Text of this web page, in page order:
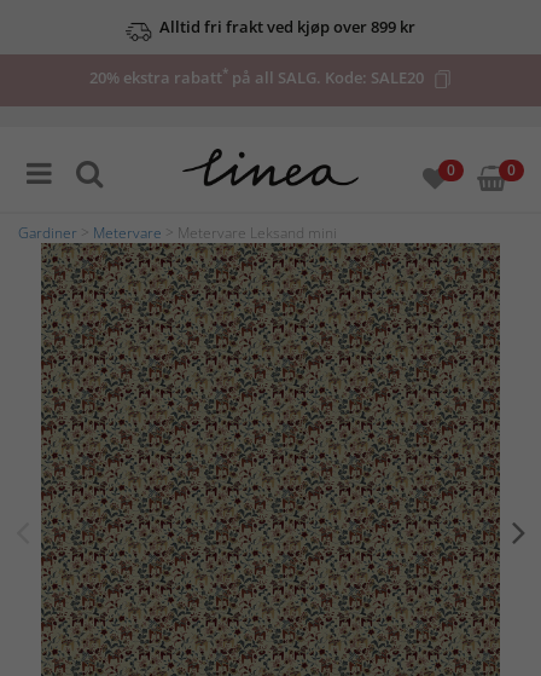
Alltid fri frakt ved kjøp over 899 kr
20% ekstra rabatt* på all SALG. Kode: SALE20
0 0
Gardiner Metervare > Metervare Leksand mini